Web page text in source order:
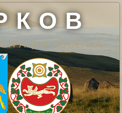
К О В
ПОСЁЛКА